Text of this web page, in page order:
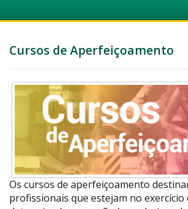
Cursos de Aperfeiçoamento
Os cursos de aperfeiçoamento
profissionais que estejam no exercício